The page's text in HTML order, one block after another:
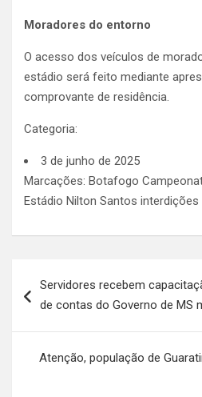
Moradores do entorno
O acesso dos veículos de
estádio será feito mediante
comprovante de residência.
Categoria:
3 de junho de 2025
Marcações: Botafogo
Estádio Nilton Santos
de
Servidores recebem
de contas do Governo de MS
Atenção, população de